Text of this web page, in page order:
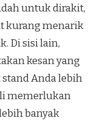
untuk dirakit,
kurang menarik
Di sisi lain,
kesan yang
Anda lebih
memerlukan
banyak